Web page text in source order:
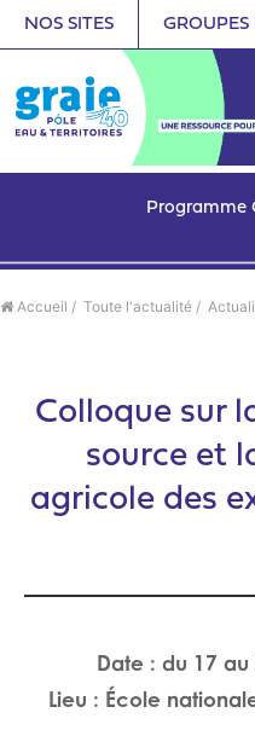
NOS SITES GROUPES
Programme
Accueil / Toute l'actualité /
Colloque sur
source et
agricole des
Date : du 17
Lieu : École